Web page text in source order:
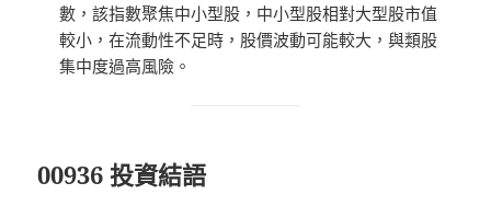
數，該指數聚焦中小型股，中小型股相對大型股市值
較小，在流動性不足時，股價波動可能較大，與類股
集中度過高風險。
00936 投資結語